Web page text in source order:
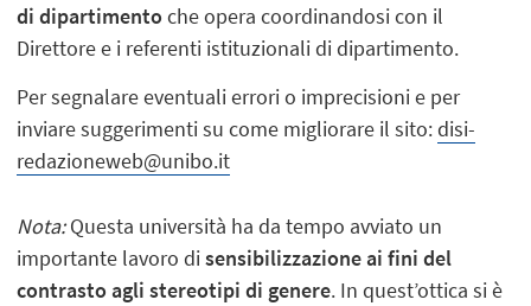
di dipartimentoche opera coordinandosi con il
Direttore e i referenti istituzionali di dipartimento.
Per segnalare eventuali errori o imprecisioni e per
inviare suggerimenti su come migliorare il sito:disi-
redazioneweb@unibo.it
Nota:Questa università ha da tempo avviato un
importante lavoro disensibilizzazione ai fini del
contrasto agli stereotipi di genere. In quest’ottica si è